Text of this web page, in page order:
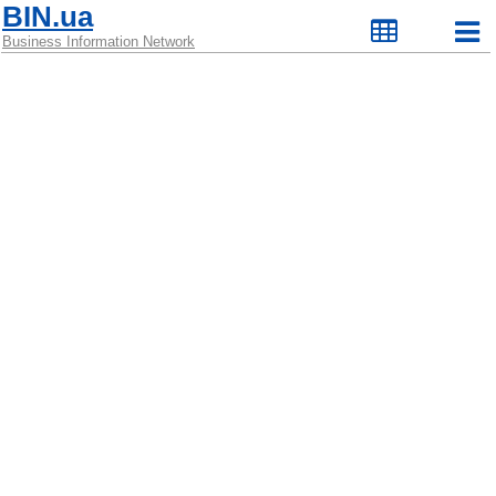
BIN.ua
Business Information Network